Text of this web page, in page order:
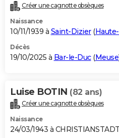
Destinations
City break
Voyage nature
Voyage de noces
Forum
Climat
+PHOTO
GUIDES D'ACHAT
BONS PLANS
Carte de Noël
Carte Bonne année
Carte Saint-Valentin
Carte Pâques
Carte d'anniversaire
DICTIONNAIRE
Dictionnaire
Biographies
Citations
Expressions
Proverbes
PROGRAMME TV
Créer une cagnotte obsèques
Naissance
10/11/1939 à Saint-Dizier(
Décès
19/10/2025 à Bar-le-Duc(Meuse
Luise BOTIN (82 ans)
Créer une cagnotte obsèques
Naissance
24/03/1943 à